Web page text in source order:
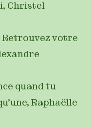
Christel
Retrouvez votre
quand tu
Raphaëlle